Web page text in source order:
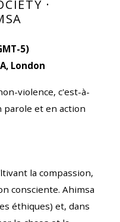
·
5)
London
violence, c'est-à-
et en action
la compassion,
consciente. Ahimsa
éthiques) et, dans